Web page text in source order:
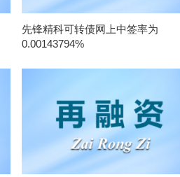
先锋精科可转债网上中签率为
0.00143794%